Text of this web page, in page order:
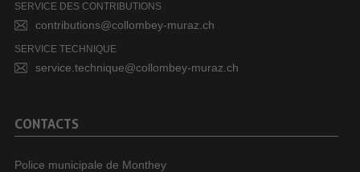
SERVICE DES CONTRIBUTIONS
contributions@collombey-muraz.ch
SERVICE TECHNIQUE
service.technique@collombey-muraz.ch
CONTACTS
Police municipale de Monthey